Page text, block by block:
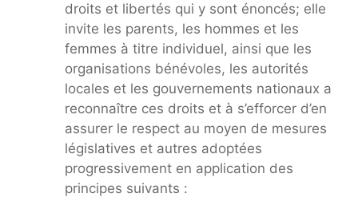
droits et libertés qui y sont énoncés; elle
invite les parents, les hommes et les
femmes à titre individuel, ainsi que les
organisations bénévoles, les autorités
locales et les gouvernements nationaux a
reconnaître ces droits et à s’efforcer d’en
assurer le respect au moyen de mesures
législatives et autres adoptées
progressivement en application des
principes suivants :